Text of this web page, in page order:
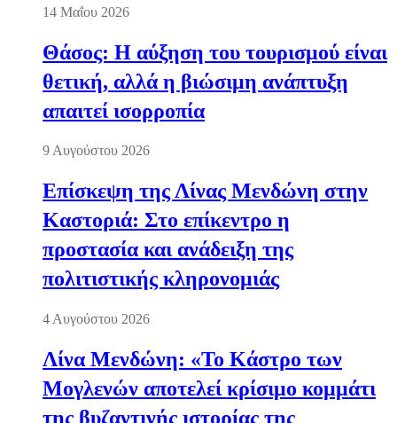
14 Μαΐου 2026
Θάσος: Η αύξηση του τουρισμού είναι
θετική, αλλά η βιώσιμη ανάπτυξη
απαιτεί ισορροπία
9 Αυγούστου 2026
Επίσκεψη της Λίνας Μενδώνη στην
Καστοριά: Στο επίκεντρο η
προστασία και ανάδειξη της
πολιτιστικής κληρονομιάς
4 Αυγούστου 2026
Λίνα Μενδώνη: «Το Κάστρο των
Μογλενών αποτελεί κρίσιμο κομμάτι
της βυζαντινής ιστορίας της